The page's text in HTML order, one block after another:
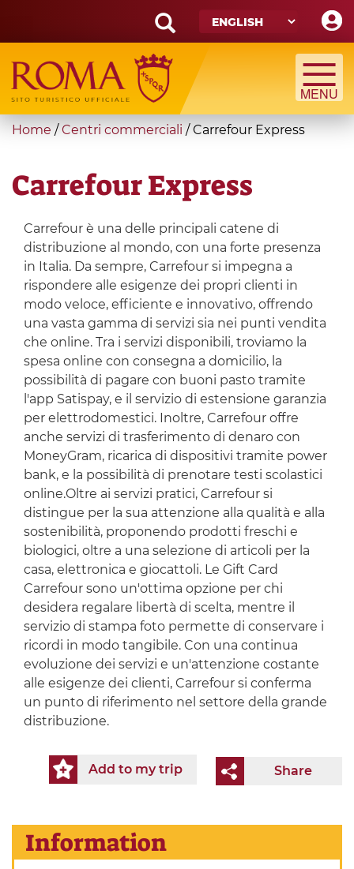
main
content
Search
form
Search
You
here
Home / Centri commerciali /Carrefour Express
Carrefour Express
Carrefour è una delle principali catene di
distribuzione al mondo, con una forte presenza
in Italia. Da sempre, Carrefour si impegna a
rispondere alle esigenze dei propri clienti in
modo veloce, efficiente e innovativo, offrendo
una vasta gamma di servizi sia nei punti vendita
che online. Tra i servizi disponibili, troviamo la
spesa online con consegna a domicilio, la
possibilità di pagare con buoni pasto tramite
l'app Satispay, e il servizio di estensione garanzia
per elettrodomestici. Inoltre, Carrefour offre
anche servizi di trasferimento di denaro con
MoneyGram, ricarica di dispositivi tramite power
bank, e la possibilità di prenotare testi scolastici
online.Oltre ai servizi pratici, Carrefour si
distingue per la sua attenzione alla qualità e alla
sostenibilità, proponendo prodotti freschi e
biologici, oltre a una selezione di articoli per la
casa, elettronica e giocattoli. Le Gift Card
Carrefour sono un'ottima opzione per chi
desidera regalare libertà di scelta, mentre il
servizio di stampa foto permette di conservare i
ricordi in modo tangibile. Con una continua
evoluzione dei servizi e un'attenzione costante
alle esigenze dei clienti, Carrefour si conferma
un punto di riferimento nel settore della grande
distribuzione.
Share
Add to my trip
Information